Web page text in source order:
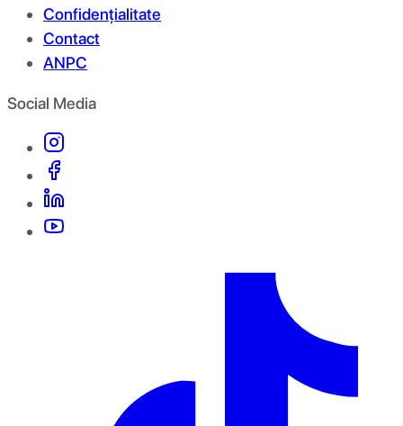
Confidențialitate
Contact
ANPC
Social Media